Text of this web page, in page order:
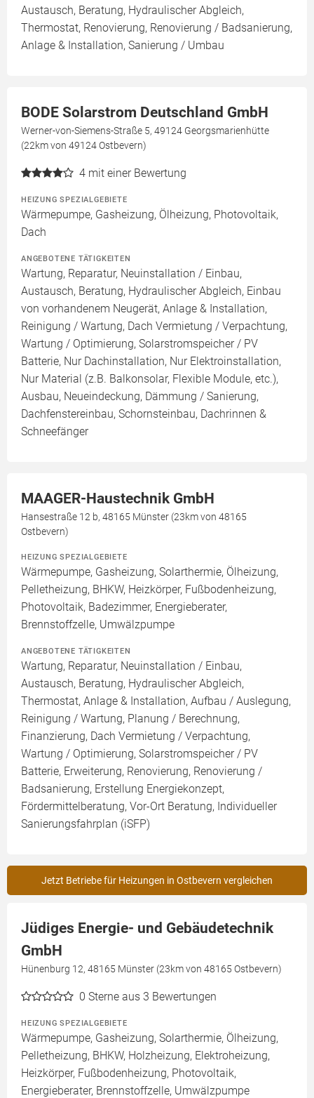
Austausch, Beratung, Hydraulischer Abgleich,
Thermostat, Renovierung, Renovierung / Badsanierung,
Anlage & Installation, Sanierung / Umbau
BODE Solarstrom Deutschland GmbH
Werner-von-Siemens-Straße 5, 49124 Georgsmarienhütte
(22km von 49124 Ostbevern)
4 mit einer Bewertung
HEIZUNG SPEZIALGEBIETE
Wärmepumpe, Gasheizung, Ölheizung, Photovoltaik,
Dach
ANGEBOTENE TÄTIGKEITEN
Wartung, Reparatur, Neuinstallation / Einbau,
Austausch, Beratung, Hydraulischer Abgleich, Einbau
von vorhandenem Neugerät, Anlage & Installation,
Reinigung / Wartung, Dach Vermietung / Verpachtung,
Wartung / Optimierung, Solarstromspeicher / PV
Batterie, Nur Dachinstallation, Nur Elektroinstallation,
Nur Material (z.B. Balkonsolar, Flexible Module, etc.),
Ausbau, Neueindeckung, Dämmung / Sanierung,
Dachfenstereinbau, Schornsteinbau, Dachrinnen &
Schneefänger
MAAGER-Haustechnik GmbH
Hansestraße 12 b, 48165 Münster (23km von 48165
Ostbevern)
HEIZUNG SPEZIALGEBIETE
Wärmepumpe, Gasheizung, Solarthermie, Ölheizung,
Pelletheizung, BHKW, Heizkörper, Fußbodenheizung,
Photovoltaik, Badezimmer, Energieberater,
Brennstoffzelle, Umwälzpumpe
ANGEBOTENE TÄTIGKEITEN
Wartung, Reparatur, Neuinstallation / Einbau,
Austausch, Beratung, Hydraulischer Abgleich,
Thermostat, Anlage & Installation, Aufbau / Auslegung,
Reinigung / Wartung, Planung / Berechnung,
Finanzierung, Dach Vermietung / Verpachtung,
Wartung / Optimierung, Solarstromspeicher / PV
Batterie, Erweiterung, Renovierung, Renovierung /
Badsanierung, Erstellung Energiekonzept,
Fördermittelberatung, Vor-Ort Beratung, Individueller
Sanierungsfahrplan (iSFP)
Jetzt Betriebe für Heizungen in Ostbevern vergleichen
Jüdiges Energie- und Gebäudetechnik
GmbH
Hünenburg 12, 48165 Münster (23km von 48165 Ostbevern)
0 Sterne aus 3 Bewertungen
HEIZUNG SPEZIALGEBIETE
Wärmepumpe, Gasheizung, Solarthermie, Ölheizung,
Pelletheizung, BHKW, Holzheizung, Elektroheizung,
Heizkörper, Fußbodenheizung, Photovoltaik,
Energieberater, Brennstoffzelle, Umwälzpumpe